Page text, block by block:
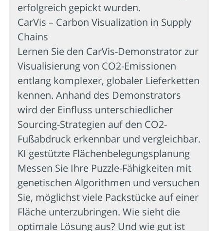
erfolgreich gepickt wurden.
CarVis – Carbon Visualization in Supply
Chains
Lernen Sie den CarVis-Demonstrator zur
Visualisierung von CO2-Emissionen
entlang komplexer, globaler Lieferketten
kennen. Anhand des Demonstrators
wird der Einfluss unterschiedlicher
Sourcing-Strategien auf den CO2-
Fußabdruck erkennbar und vergleichbar.
KI gestützte Flächenbelegungsplanung
Messen Sie Ihre Puzzle-Fähigkeiten mit
genetischen Algorithmen und versuchen
Sie, möglichst viele Packstücke auf einer
Fläche unterzubringen. Wie sieht die
optimale Lösung aus? Und wie gut ist